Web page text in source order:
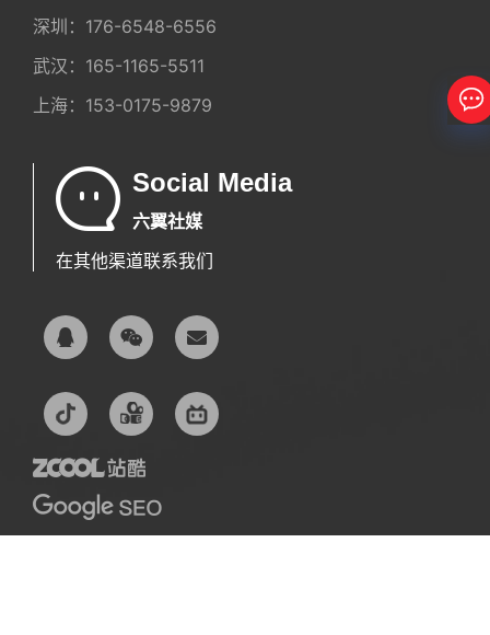
深圳： 176-6548-6556
武汉： 165-1165-5511
上海： 153-0175-9879
Social Media
六翼社媒
在其他渠道联系我们